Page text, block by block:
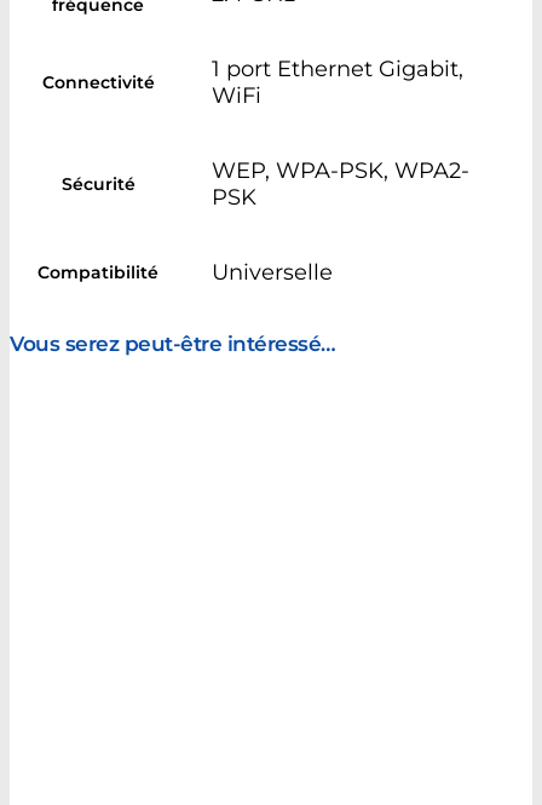
fréquence
Connectivité
1 port Ethernet Gigabit,
WiFi
Sécurité
WEP, WPA-PSK, WPA2-
PSK
Compatibilité Universelle
Vous serez peut-être intéressé…